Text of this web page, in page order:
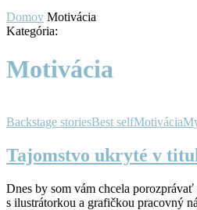
Domov Motivácia
Kategória:
Motivácia
Backstage storiesBest selfMotivácia
Tajomstvo ukryté v
Dnes by som vám chcela
s ilustrátorkou a grafičkou pracovný